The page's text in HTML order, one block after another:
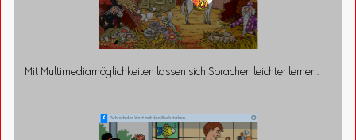
Mit Multimediamöglichkeiten lassen sich Sprachen leichter lernen.